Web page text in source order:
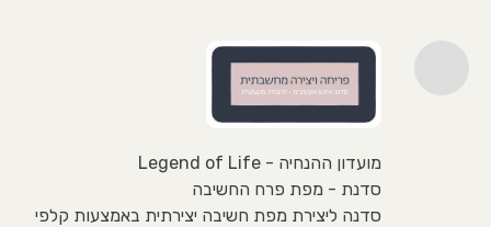
מועדון ההנחיה - Legend of Life
סדנת - מפת פרח החשיבה
סדנה ליצירת מפת חשיבה יצירתית באמצעות קלפי